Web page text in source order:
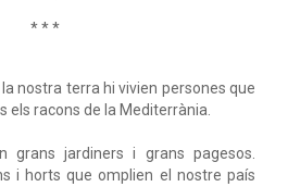
* * *
nostra terra hi vivien persones que
els racons de la Mediterrània.
grans jardiners i grans pagesos.
i horts que omplien el nostre país